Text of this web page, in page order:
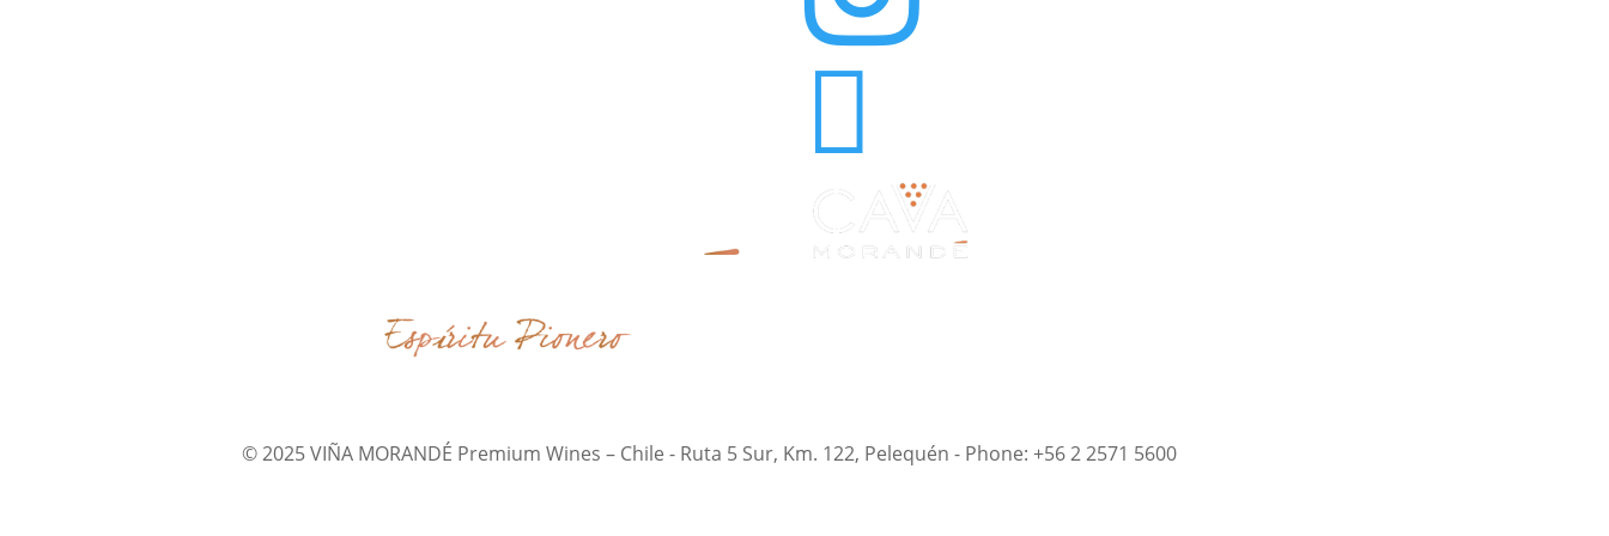

© 2025 VIÑA MORANDÉ Premium Wines – Chile - Ruta 5 Sur, Km. 122, Pelequén - Phone: +56 2 2571 5600